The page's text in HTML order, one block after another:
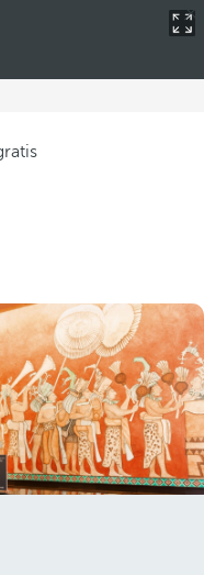
que ofrecen WIFI
hoteles con WIFI son